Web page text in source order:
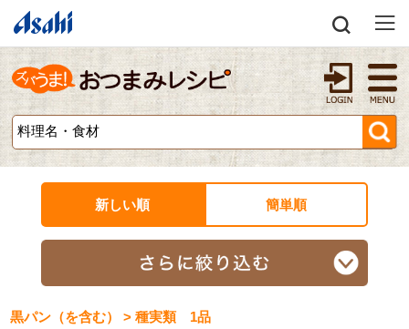
新しい順 簡単順
黒パン（を含む） > 種実類 1品